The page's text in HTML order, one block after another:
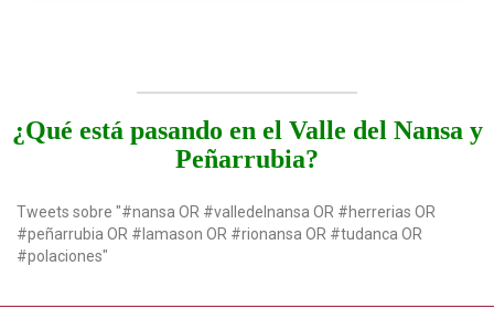
¿Qué está pasando en el Valle del Nansa y
Peñarrubia?
Tweets sobre "#nansa OR #valledelnansa OR #herrerias OR
#peñarrubia OR #lamason OR #rionansa OR #tudanca OR
#polaciones"